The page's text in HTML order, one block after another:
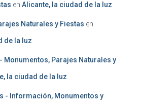
en Alicante, la ciudad de la luz
Naturales y Fiestas en
de la luz
Monumentos, Parajes Naturales y
la ciudad de la luz
- Información, Monumentos y